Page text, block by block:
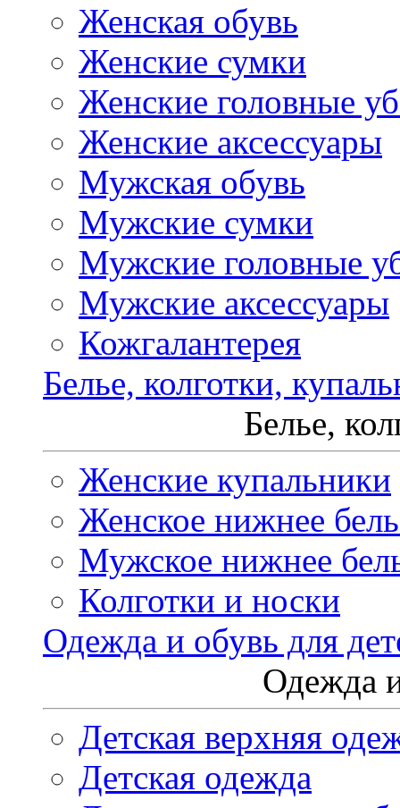
Женская обувь
Женские сумки
Женские головные
Женские аксессуары
Мужская обувь
Мужские сумки
Мужские головные
Мужские аксессуары
Кожгалантерея
Белье, колготки,
Белье,
Женские купальники
Женское нижнее
Мужское нижнее
Колготки и носки
Одежда и обувь для
Одежда
Детская верхняя
Детская одежда